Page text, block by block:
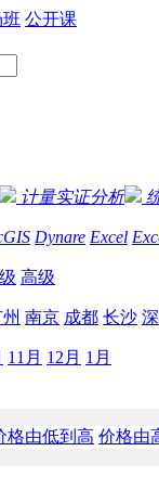
公开课
计量实证分析
Dynare Excel
高级
南京 成都 长沙
11月 12月 1月
格由低到高 价格由